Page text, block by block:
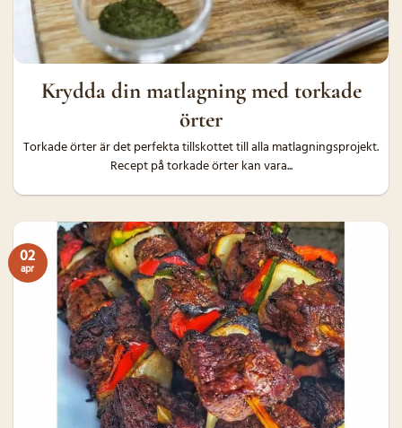
Krydda din matlagning med torkade
örter
Torkade örter är det perfekta tillskottet till alla matlagningsprojekt.
Recept på torkade örter kan vara...
02
apr